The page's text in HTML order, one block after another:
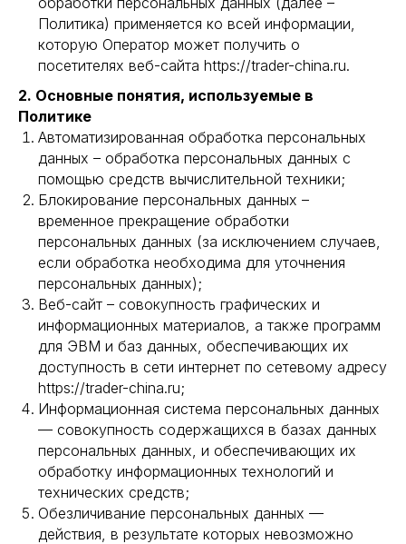
Политика) применяется ко всей информации,
которую Оператор может получить о
посетителях веб-сайта https://trader-china.ru.
2. Основные понятия, используемые в
Политике
Автоматизированная обработка персональных
данных – обработка персональных данных с
помощью средств вычислительной техники;
Блокирование персональных данных –
временное прекращение обработки
персональных данных (за исключением случаев,
если обработка необходима для уточнения
персональных данных);
Веб-сайт – совокупность графических и
информационных материалов, а также программ
для ЭВМ и баз данных, обеспечивающих их
доступность в сети интернет по сетевому адресу
https://trader-china.ru;
Информационная система персональных данных
— совокупность содержащихся в базах данных
персональных данных, и обеспечивающих их
обработку информационных технологий и
технических средств;
Обезличивание персональных данных —
действия, в результате которых невозможно